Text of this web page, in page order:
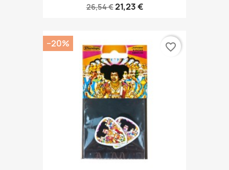
26,54 €21,23 €
−20% favorite_border